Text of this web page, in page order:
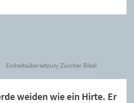
Einheitsübersetzung Zürcher Bibel
weiden wie ein Hirte. Er